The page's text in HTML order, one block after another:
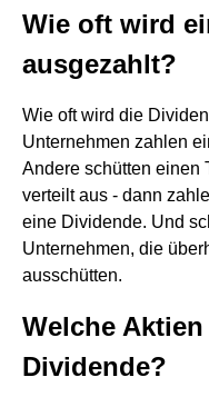
Wie oft wird
ausgezahlt?
Wie oft wird die
Unternehmen zahlen
Andere schütten einen
verteilt aus - dann
eine Dividende. Und
Unternehmen, die
ausschütten.
Welche
Dividende?